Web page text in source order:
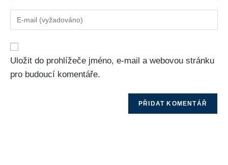
Uložit do prohlížeče jméno, e-mail a webovou stránku
pro budoucí komentáře.